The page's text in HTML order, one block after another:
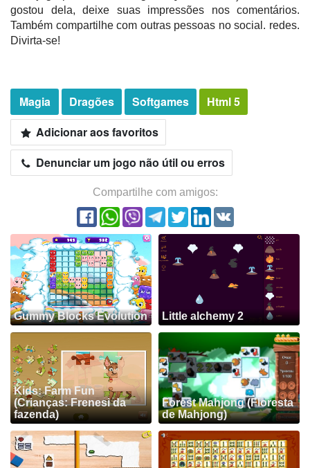
gostou dela, deixe suas impressões nos comentários.
Também compartilhe com outras pessoas no social. redes.
Divirta-se!
Magia Dragões Softgames
Html 5
Adicionar aos favoritos
Denunciar um jogo não útil ou erros
Compartilhe com amigos:
Gummy Blocks Evolution Little alchemy 2
Kids: Farm Fun
(Crianças: Frenesi da
fazenda)
Forest Mahjong (Floresta
de Mahjong)